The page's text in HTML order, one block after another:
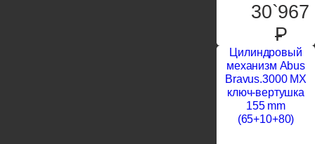
30`967
P
Цилиндровый
механизм Abus
Bravus.3000 MX
ключ-вертушка
155 mm
(65+10+80)